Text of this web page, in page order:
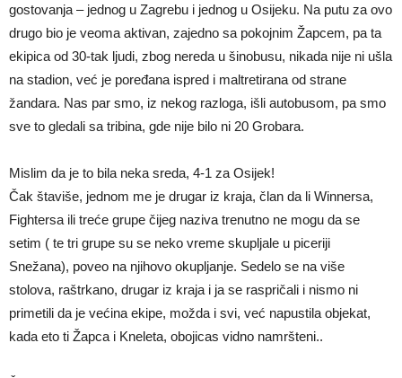
gostovanja – jednog u Zagrebu i jednog u Osijeku. Na putu za ovo
drugo bio je veoma aktivan, zajedno sa pokojnim Žapcem, pa ta
ekipica od 30-tak ljudi, zbog nereda u šinobusu, nikada nije ni ušla
na stadion, već je poređana ispred i maltretirana od strane
žandara. Nas par smo, iz nekog razloga, išli autobusom, pa smo
sve to gledali sa tribina, gde nije bilo ni 20 Grobara.
Mislim da je to bila neka sreda, 4-1 za Osijek!
Čak štaviše, jednom me je drugar iz kraja, član da li Winnersa,
Fightersa ili treće grupe čijeg naziva trenutno ne mogu da se
setim ( te tri grupe su se neko vreme skupljale u piceriji
Snežana), poveo na njihovo okupljanje. Sedelo se na više
stolova, raštrkano, drugar iz kraja i ja se raspričali i nismo ni
primetili da je većina ekipe, možda i svi, već napustila objekat,
kada eto ti Žapca i Kneleta, obojicas vidno namršteni..